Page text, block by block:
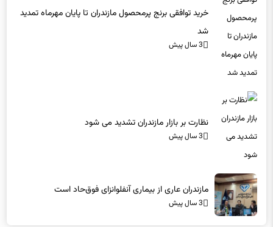
خرید توافقی برنج پرمحصول مازندران تا پایان مهرماه تمدید
شد
3 سال پیش
نظارت بر بازار مازندران تشدید می شود
3 سال پیش
مازندران عاری از بیماری آنفلوانزای فوق‌حاد است
3 سال پیش